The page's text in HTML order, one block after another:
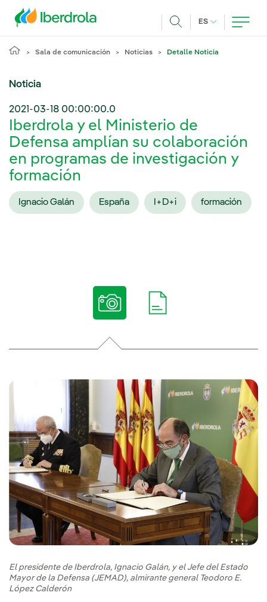
ES IDIOMA
Sala de comunicación Noticias Detalle Noticia
Noticia
2021-03-18 00:00:00.0
Iberdrola y el Ministerio de
Defensa amplían su colaboración
en programas de investigación y
formación
Ignacio Galán España I+D+i formación
El presidente de Iberdrola, Ignacio Galán, y el Jefe del Estado
Mayor de la Defensa (JEMAD), almirante general Teodoro E.
López Calderón